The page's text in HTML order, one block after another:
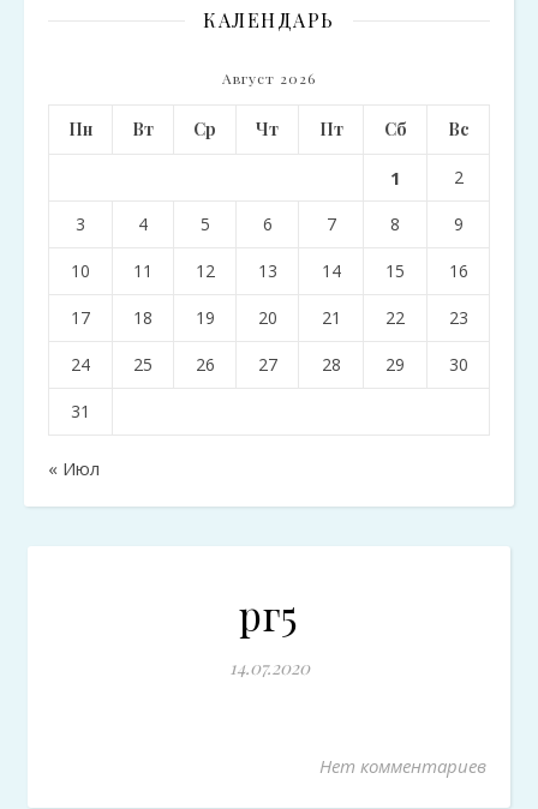
КАЛЕНДАРЬ
Август 2026
Пн Вт Ср Чт Пт Сб Вс
1 2
3 4 5 6 7 8 9
10 11 12 13 14 15 16
17 18 19 20 21 22 23
24 25 26 27 28 29 30
31
« Июл
рг5
14.07.2020
Нет комментариев